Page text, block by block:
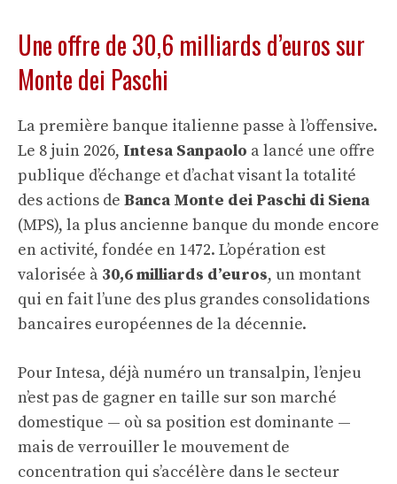
Une offre de 30,6 milliards d’euros sur
Monte dei Paschi
La première banque italienne passe à l’offensive.
Le 8 juin 2026, Intesa Sanpaolo a lancé une offre
publique d’échange et d’achat visant la totalité
des actions de Banca Monte dei Paschi di Siena
(MPS), la plus ancienne banque du monde encore
en activité, fondée en 1472. L’opération est
valorisée à 30,6 milliards d’euros, un montant
qui en fait l’une des plus grandes consolidations
bancaires européennes de la décennie.
Pour Intesa, déjà numéro un transalpin, l’enjeu
n’est pas de gagner en taille sur son marché
domestique — où sa position est dominante —
mais de verrouiller le mouvement de
concentration qui s’accélère dans le secteur